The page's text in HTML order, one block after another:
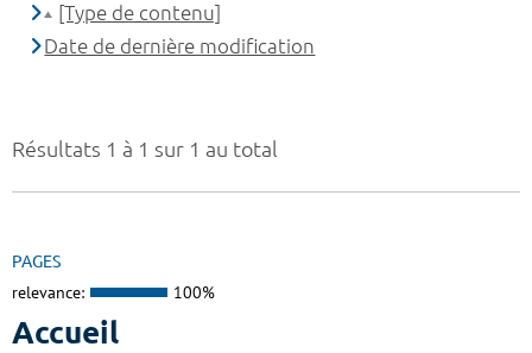
Résultats 1 à 1 sur 1 au total
PAGES
relevance: 100%
Accueil
[Type de contenu]
Date de dernière modification